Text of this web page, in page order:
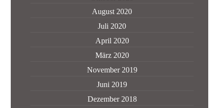
August 2020
Juli 2020
April 2020
März 2020
November 2019
Juni 2019
Dezember 2018